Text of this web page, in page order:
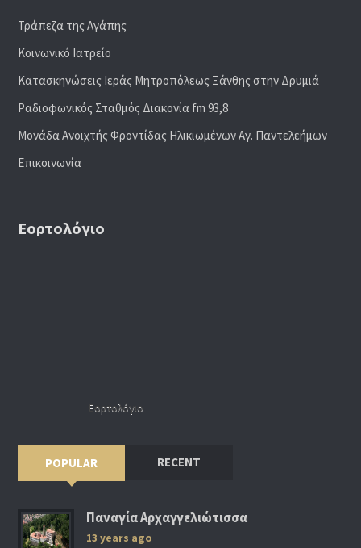
Τράπεζα της Αγάπης
Κοινωνικό Ιατρείο
Κατασκηνώσεις Ιεράς Μητροπόλεως Ξάνθης στην Δρυμιά
Ραδιoφωνικός Σταθμός Διακονία fm 93,8
Μονάδα Ανοιχτής Φροντίδας Ηλικιωμένων Αγ. Παντελεήμων
Επικοινωνία
Εορτολόγιο
Εορτολόγιο
POPULAR RECENT
Παναγία Αρχαγγελιώτισσα
13 years ago